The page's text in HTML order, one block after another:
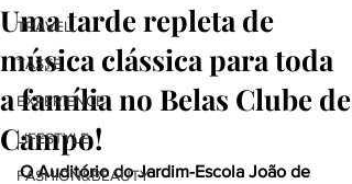
TRAVEL
TASTE
EXPERIENCE
LIFESTYLE
FASHION&BEAUTY
Uma tarde repleta de
música clássica para toda
a família no Belas Clube de
Campo!
O Auditório do Jardim-Escola João de